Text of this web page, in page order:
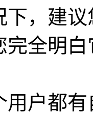
下，建
完全明
用户都